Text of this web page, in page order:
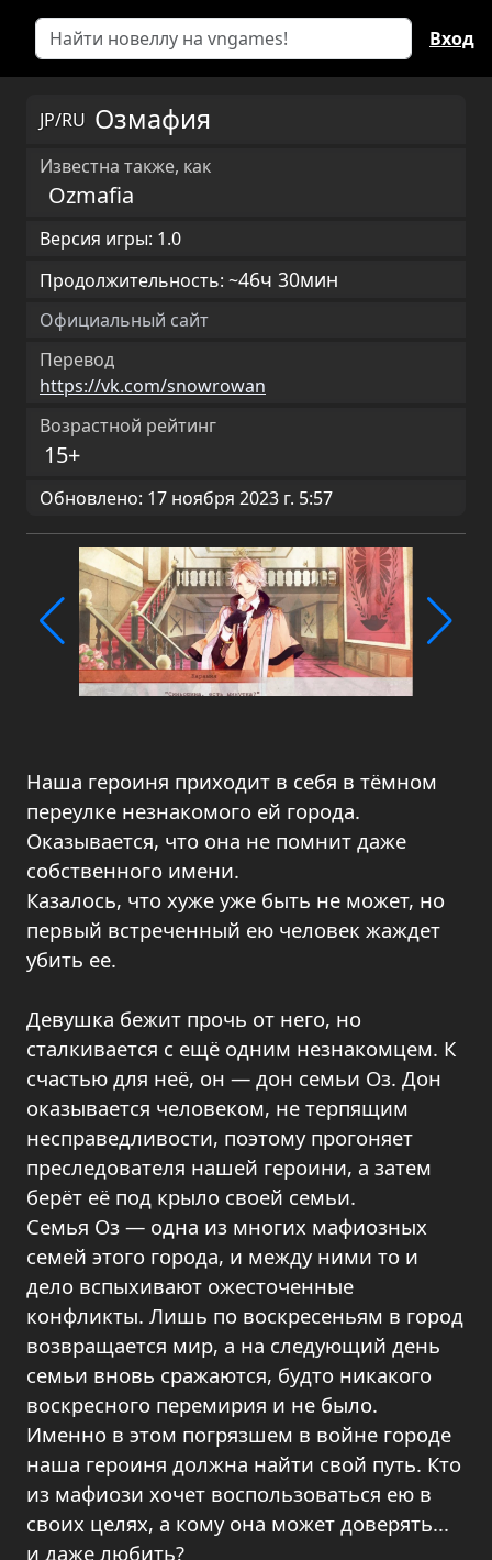
Вход
JP/RU Озмафия
Известна также, как
Ozmafia
Версия игры: 1.0
Продолжительность: ~46ч 30мин
Официальный сайт
Перевод
https://vk.com/snowrowan
Возрастной рейтинг
15+
Обновлено: 17 ноября 2023 г. 5:57
Наша героиня приходит в себя в тёмном
переулке незнакомого ей города.
Оказывается, что она не помнит даже
собственного имени.
Казалось, что хуже уже быть не может, но
первый встреченный ею человек жаждет
убить ее.
Девушка бежит прочь от него, но
сталкивается с ещё одним незнакомцем. К
счастью для неё, он — дон семьи Оз. Дон
оказывается человеком, не терпящим
несправедливости, поэтому прогоняет
преследователя нашей героини, а затем
берёт её под крыло своей семьи.
Семья Оз — одна из многих мафиозных
семей этого города, и между ними то и
дело вспыхивают ожесточенные
конфликты. Лишь по воскресеньям в город
возвращается мир, а на следующий день
семьи вновь сражаются, будто никакого
воскресного перемирия и не было.
Именно в этом погрязшем в войне городе
наша героиня должна найти свой путь. Кто
из мафиози хочет воспользоваться ею в
своих целях, а кому она может доверять...
и даже любить?